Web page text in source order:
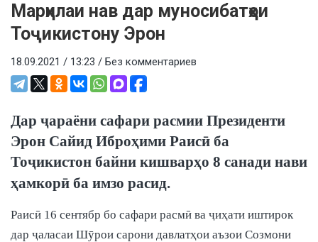
Марҳилаи нав дар муносибатҳои
Тоҷикистону Эрон
18.09.2021 / 13:23 / Без комментариев
Дар ҷараёни сафари расмии Президенти
Эрон Сайид Иброҳими Раисӣ ба
Тоҷикистон байни кишварҳо 8 санади нави
ҳамкорӣ ба имзо расид.
Раисӣ 16 сентябр бо сафари расмӣ ва ҷиҳати иштирок
дар ҷаласаи Шӯрои сарони давлатҳои аъзои Созмони